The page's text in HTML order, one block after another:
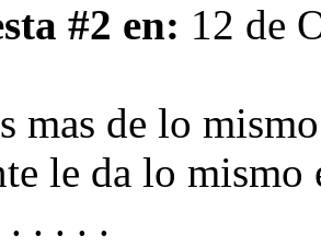
#2 en: 12 de
mas de lo
le da lo
. . . . .